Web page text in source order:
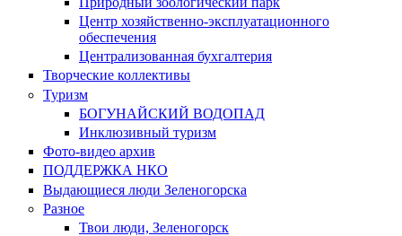
Центр хозяйственно-эксплуатационного
обеспечения
Централизованная бухгалтерия
Творческие коллективы
Туризм
БОГУНАЙСКИЙ ВОДОПАД
Инклюзивный туризм
Фото-видео архив
ПОДДЕРЖКА НКО
Выдающиеся люди Зеленогорска
Разное
Твои люди, Зеленогорск